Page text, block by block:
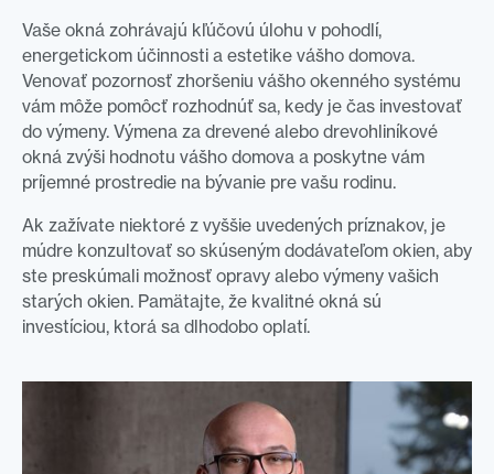
Vaše okná zohrávajú kľúčovú úlohu v pohodlí,
energetickom účinnosti a estetike vášho domova.
Venovať pozornosť zhoršeniu vášho okenného systému
vám môže pomôcť rozhodnúť sa, kedy je čas investovať
do výmeny. Výmena za drevené alebo drevohliníkové
okná zvýši hodnotu vášho domova a poskytne vám
príjemné prostredie na bývanie pre vašu rodinu.
Ak zažívate niektoré z vyššie uvedených príznakov, je
múdre konzultovať so skúseným dodávateľom okien, aby
ste preskúmali možnosť opravy alebo výmeny vašich
starých okien. Pamätajte, že kvalitné okná sú
investíciou, ktorá sa dlhodobo oplatí.